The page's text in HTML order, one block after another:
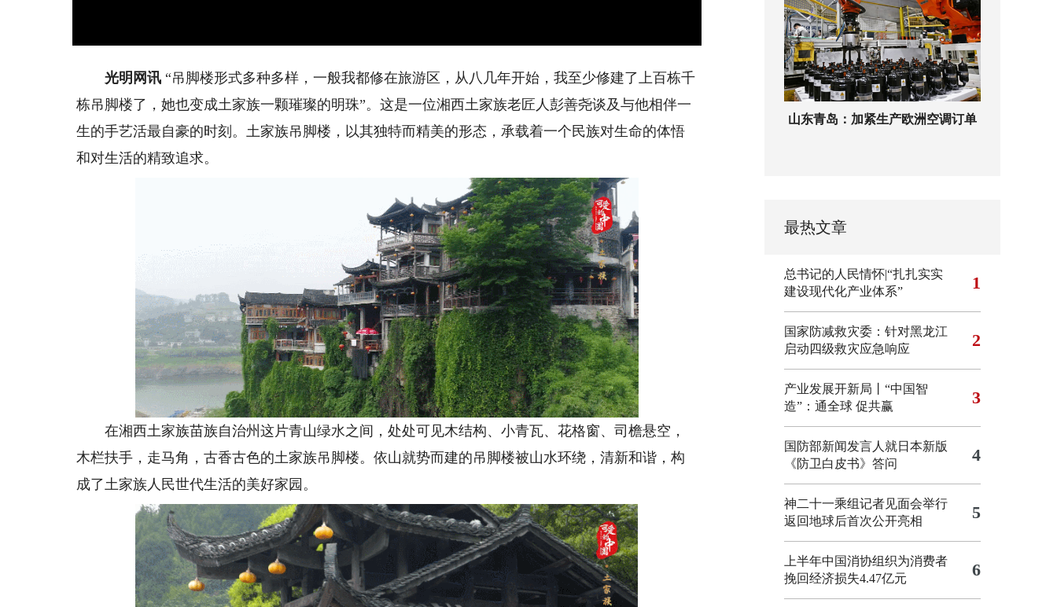
光明网讯 “吊脚楼形式多种多样，一般我都修在旅游区，从八几年开始，我至少修建了上百栋千
栋吊脚楼了，她也变成土家族一颗璀璨的明珠”。这是一位湘西土家族老匠人彭善尧谈及与他相伴一
生的手艺活最自豪的时刻。土家族吊脚楼，以其独特而精美的形态，承载着一个民族对生命的体悟
和对生活的精致追求。
在湘西土家族苗族自治州这片青山绿水之间，处处可见木结构、小青瓦、花格窗、司檐悬空，
木栏扶手，走马角，古香古色的土家族吊脚楼。依山就势而建的吊脚楼被山水环绕，清新和谐，构
成了土家族人民世代生活的美好家园。
山东青岛：加紧生产欧洲空调订单
最热文章
总书记的人民情怀|“扎扎实实
建设现代化产业体系”
1
国家防减救灾委：针对黑龙江
启动四级救灾应急响应
2
产业发展开新局丨“中国智
造”：通全球 促共赢
3
国防部新闻发言人就日本新版
《防卫白皮书》答问
4
神二十一乘组记者见面会举行
返回地球后首次公开亮相
5
上半年中国消协组织为消费者
挽回经济损失4.47亿元
6